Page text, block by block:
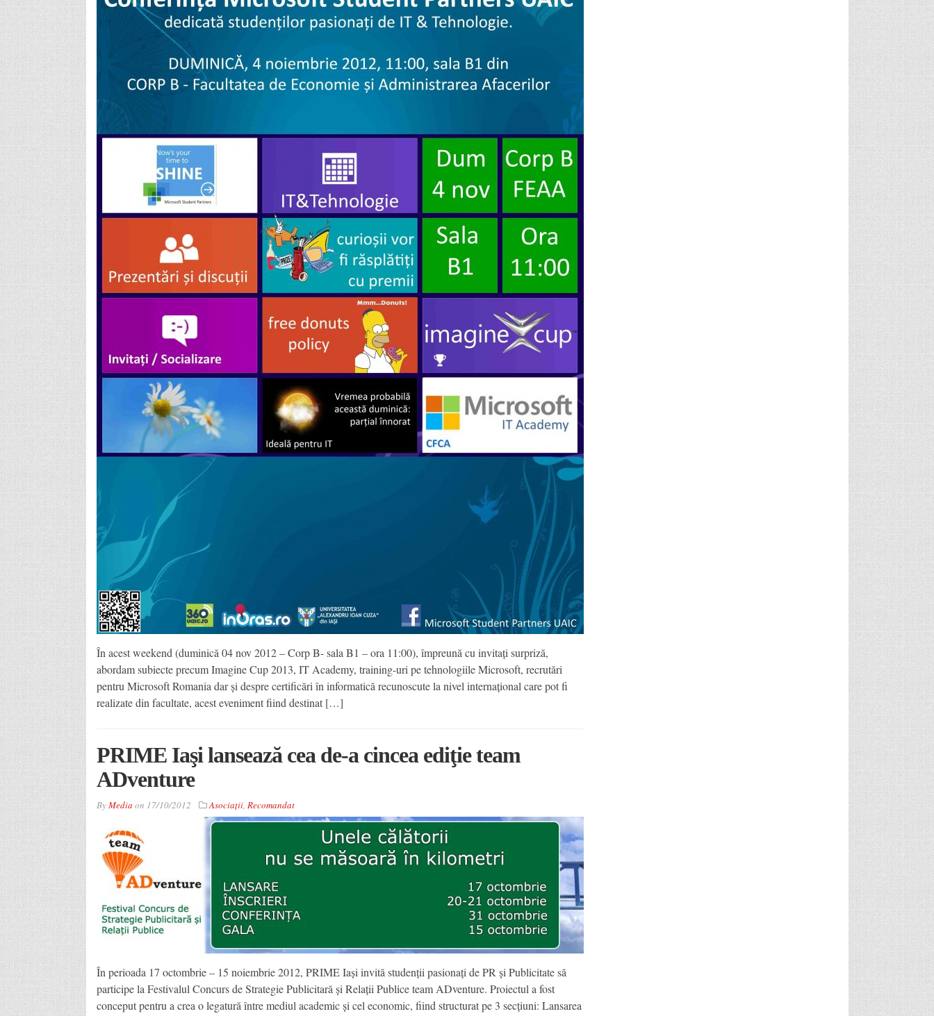
În acest weekend (duminică 04 nov 2012 – Corp B- sala B1 – ora 11:00), împreună cu invitați surpriză,
abordam subiecte precum Imagine Cup 2013, IT Academy, training-uri pe tehnologiile Microsoft, recrutări
pentru Microsoft Romania dar și despre certificări în informatică recunoscute la nivel internațional care pot fi
realizate din facultate, acest eveniment fiind destinat […]
PRIME Iaşi lansează cea de-a cincea ediţie team
ADventure
ByMedia on 17/10/2012 Asociaţii, Recomandat
În perioada 17 octombrie – 15 noiembrie 2012, PRIME Iaşi invită studenţii pasionaţi de PR şi Publicitate să
participe la Festivalul Concurs de Strategie Publicitară şi Relaţii Publice team ADventure. Proiectul a fost
conceput pentru a crea o legatură între mediul academic şi cel economic, fiind structurat pe 3 secţiuni: Lansarea